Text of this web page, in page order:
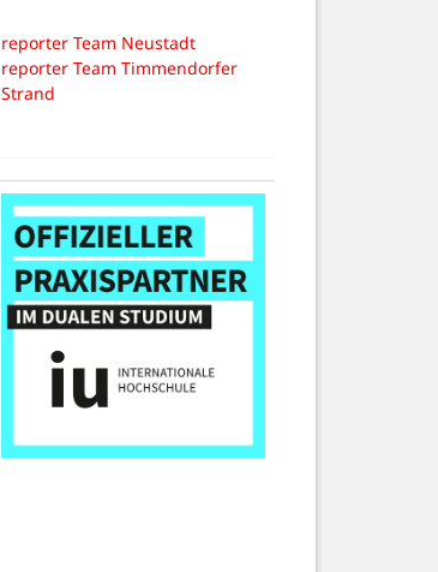
reporter Team Neustadt
reporter Team Timmendorfer
Strand